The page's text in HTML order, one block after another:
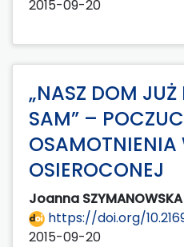
2015-09-20
„NASZ DOM JUŻ
SAM” –
OSAMOTNIENIA
OSIEROCONEJ
Joanna SZYMANOWSKA
https://doi.org/
2015-09-20